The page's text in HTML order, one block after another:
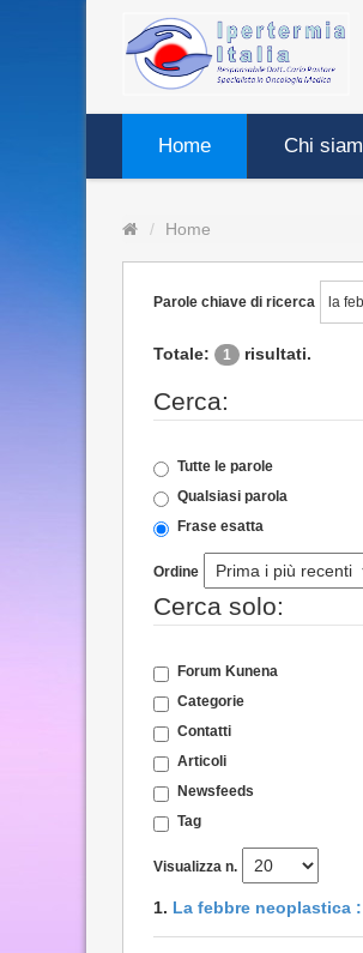
Home Chi
Home
Parole chiave di ricerca
Totale: 1 risultati.
Cerca:
Tutte le parole
Qualsiasi parola
Frase esatta
Ordine
Cerca solo:
Forum Kunena
Categorie
Contatti
Articoli
Newsfeeds
Tag
Visualizza n.
1. La febbre neoplastica